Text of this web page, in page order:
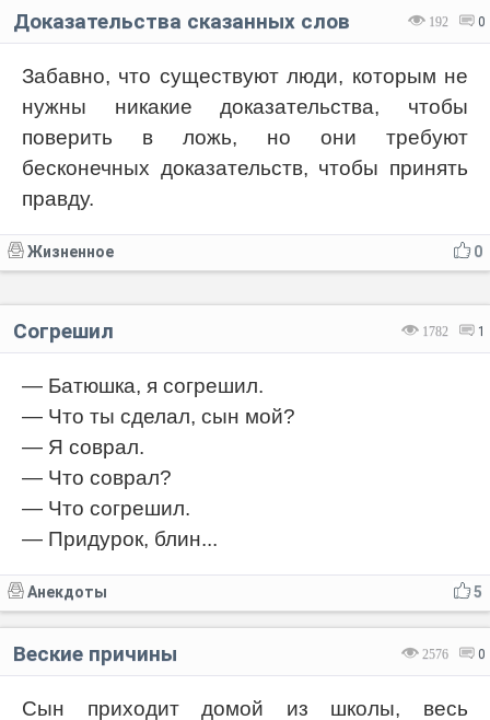
192 0
Доказательства сказанных слов
Забавно, что существуют люди, которым не
нужны никакие доказательства, чтобы
поверить в ложь, но они требуют
бесконечных доказательств, чтобы принять
правду.
0
Жизненное
1782 1
Согрешил
— Батюшка, я согрешил.
— Что ты сделал, сын мой?
— Я соврал.
— Что соврал?
— Что согрешил.
— Придурок, блин...
5
Анекдоты
2576 0
Веские причины
Сын приходит домой из школы, весь